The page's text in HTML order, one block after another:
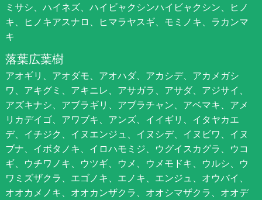
ミサシ、ハイネズ、ハイビャクシンハイビャクシン、ヒノ
キ、ヒノキアスナロ、ヒマラヤスギ、モミノキ、ラカンマ
キ
落葉広葉樹
アオギリ、アオダモ、アオハダ、アカシデ、アカメガシ
ワ、アキグミ、アキニレ、アサガラ、アサダ、アジサイ、
アズキナシ、アブラギリ、アブラチャン、アベマキ、アメ
リカデイゴ、アワブキ、アンズ、イイギリ、イタヤカエ
デ、イチジク、イヌエンジュ、イヌシデ、イヌビワ、イヌ
ブナ、イボタノキ、イロハモミジ、ウグイスカグラ、ウコ
ギ、ウチワノキ、ウツギ、ウメ、ウメモドキ、ウルシ、ウ
ワミズザクラ、エゴノキ、エノキ、エンジュ、オウバイ、
オオカメノキ、オオカンザクラ、オオシマザクラ、オオデ